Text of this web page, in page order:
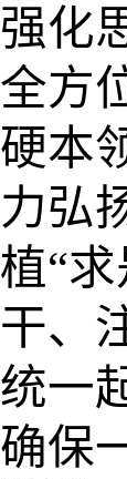
化
方
本
弘
“求
、
一
保